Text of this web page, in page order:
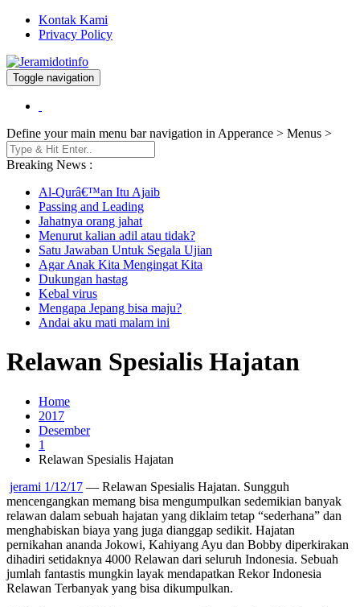
Kontak Kami
Privacy Policy
Jeramidotinfo
Berita dan Informasi Terkini
Toggle navigation
Define your main menu bar navigation in Apperance > Menus >
Breaking News :
Al-Qurâ€™an Itu Ajaib
Passing and Leading
Jahatnya orang jahat
Menurut kalian adil atau tidak?
Satu Jawaban Untuk Segala Ujian
Agar Anak Kita Mengingat Kita
Dukungan hastag
Kebal virus
Mengapa Jepang bisa maju?
Andai aku mati malam ini
Relawan Spesialis Hajatan
Home
2017
Desember
1
Relawan Spesialis Hajatan
jerami 1/12/17 — Relawan Spesialis Hajatan. Sungguh
mencengangkan memang bisa mengumpulkan sedemikian banyak
relawan dalam sebuah hajatan yang diklaim tetap “sederhana” dan
menghabiskan biaya yang juga dianggap sedikit. Hajatan
pernikahan ananda Jokowi, Kahiyang Ayu dan Bobby diperkirakan
dihadiri setidaknya 4000 Relawan dari seluruh Indonesia. Sebuah
jumlah fantastis mungkin layak mendapatkan Rekor Indonesia
Relawan Terbanyak yang bisa dikumpulkan.